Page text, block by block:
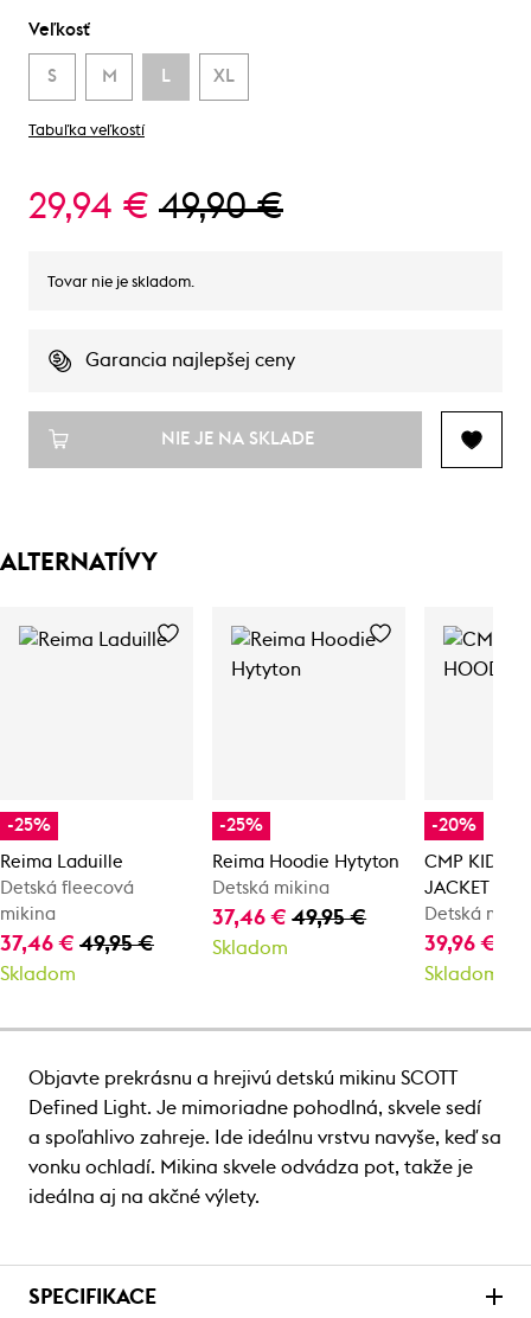
Veľkosť
S M L XL
Tabuľka veľkostí
29,94 € 49,90 €
Tovar nie je skladom.
Garancia najlepšej ceny
NIE JE NA SKLADE
ALTERNATÍVY
-25%
Reima Laduille
Detská fleecová
mikina
37,46 € 49,95 €
Skladom
-25%
Reima Hoodie Hytyton
Detská mikina
37,46 €49,95 €
Skladom
-20%
CMP KID G
JACKET
Detská
39,96 €
Skladom
Objavte prekrásnu a hrejivú detskú mikinu SCOTT
Defined Light. Je mimoriadne pohodlná, skvele sedí
a spoľahlivo zahreje. Ide ideálnu vrstvu navyše, keď sa
vonku ochladí. Mikina skvele odvádza pot, takže je
ideálna aj na akčné výlety.
SPECIFIKACE